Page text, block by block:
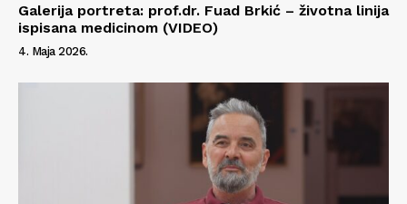
Galerija portreta: prof.dr. Fuad Brkić – životna linija
ispisana medicinom (VIDEO)
4. Maja 2026.